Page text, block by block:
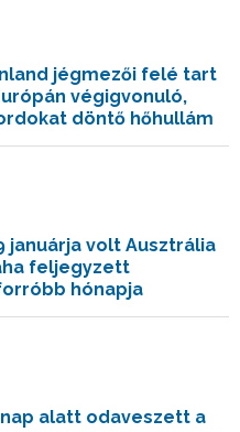
jégmezői felé tart
végigvonuló,
döntő hőhullám
januárja volt Ausztrália
feljegyzett
hónapja
alatt odaveszett a